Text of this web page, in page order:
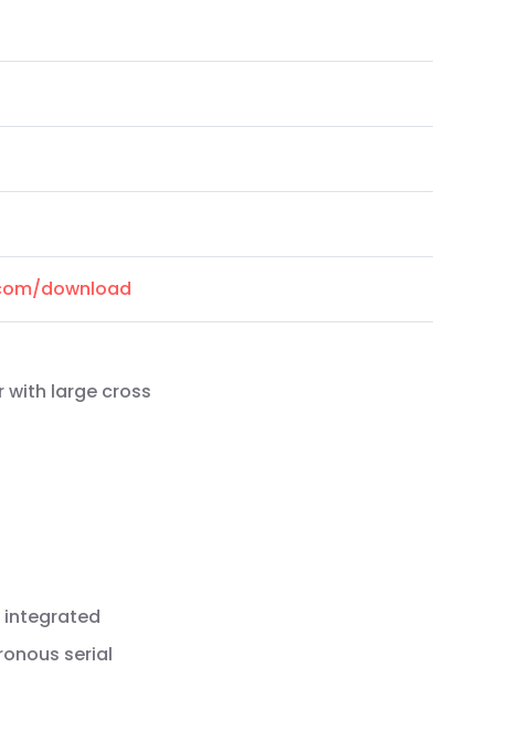
download
with large cross
integrated
serial